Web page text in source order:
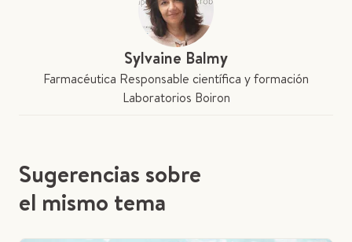
Sylvaine Balmy
Farmacéutica Responsable científica y formación
Laboratorios Boiron
Sugerencias sobre
el mismo tema